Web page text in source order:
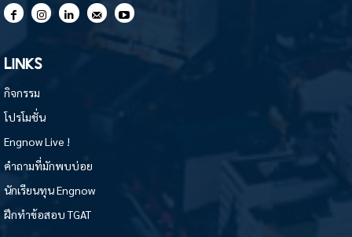
LINKS
กิจกรรม
โปรโมชั่น
Engnow Live !
คำถามที่มักพบบ่อย
นักเรียนทุน Engnow
ฝึกทำข้อสอบ TGAT